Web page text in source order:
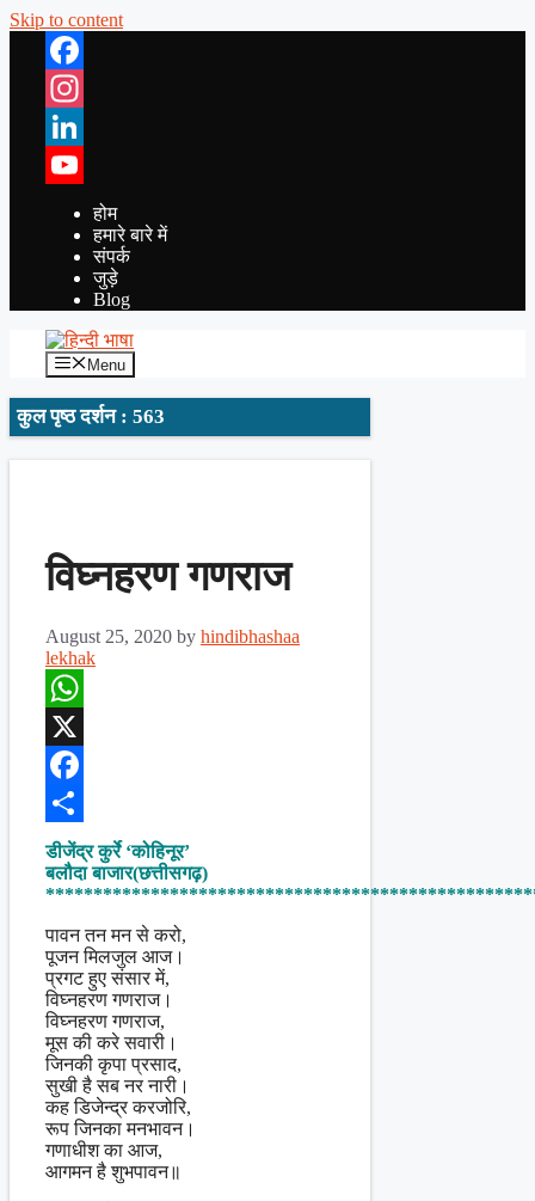
Skip to content
Facebook
Instagram
LinkedIn
YouTube
होम
हमारे बारे में
संपर्क
जुड़े
Blog
Menu
कुल पृष्ठ दर्शन : 563
विघ्नहरण गणराज
August 25, 2020 by hindibhashaa
lekhak
WhatsApp
X
Facebook
Share
डीजेंद्र कुर्रे ‘कोहिनूर’
बलौदा बाजार(छत्तीसगढ़)
पावन तन मन से करो,
पूजन मिलजुल आज।
प्रगट हुए संसार में,
विघ्नहरण गणराज।
विघ्नहरण गणराज,
मूस की करे सवारी।
जिनकी कृपा प्रसाद,
सुखी है सब नर नारी।
कह डिजेन्द्र करजोरि,
रूप जिनका मनभावन।
गणाधीश का आज,
आगमन है शुभपावन॥